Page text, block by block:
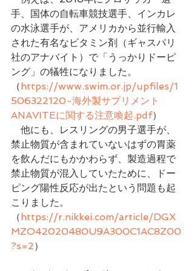
手、国体の自転車競技選手、インカレ
の水泳選手が、アメリカから並行輸入
された有名なビタミン剤（ギャスパリ
社のアナバイト）で「うっかりドーピ
ング」の犠牲になりました。
（https://www.swim.or.jp/upfiles/1
506322120-海外製サプリメント
ANAVITEに関する注意喚起.pdf）
他にも、レスリングの男子選手が、
禁止物質が含まれていないはずの胃薬
を飲んだにもかかわらず、製造過程で
禁止物質が混入していたために、ドー
ピング陽性反応が出たという問題も起
こりました。
（https://r.nikkei.com/article/DGX
MZO42020480U9A300C1AC8Z00
?s=2）